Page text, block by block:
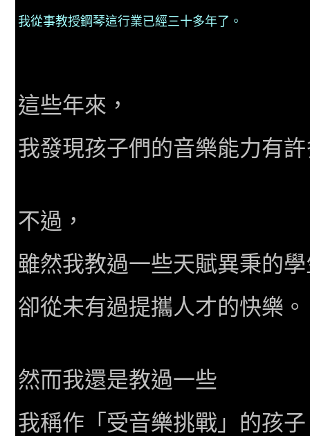
我從事教授鋼琴這行業已經三十多年了。
這些年來，
我發現孩子們的音樂能力有
不過，
雖然我教過一些天賦異秉的
卻從未有過提攜人才的快樂。
然而我還是教過一些
我稱作「受音樂挑戰」的孩